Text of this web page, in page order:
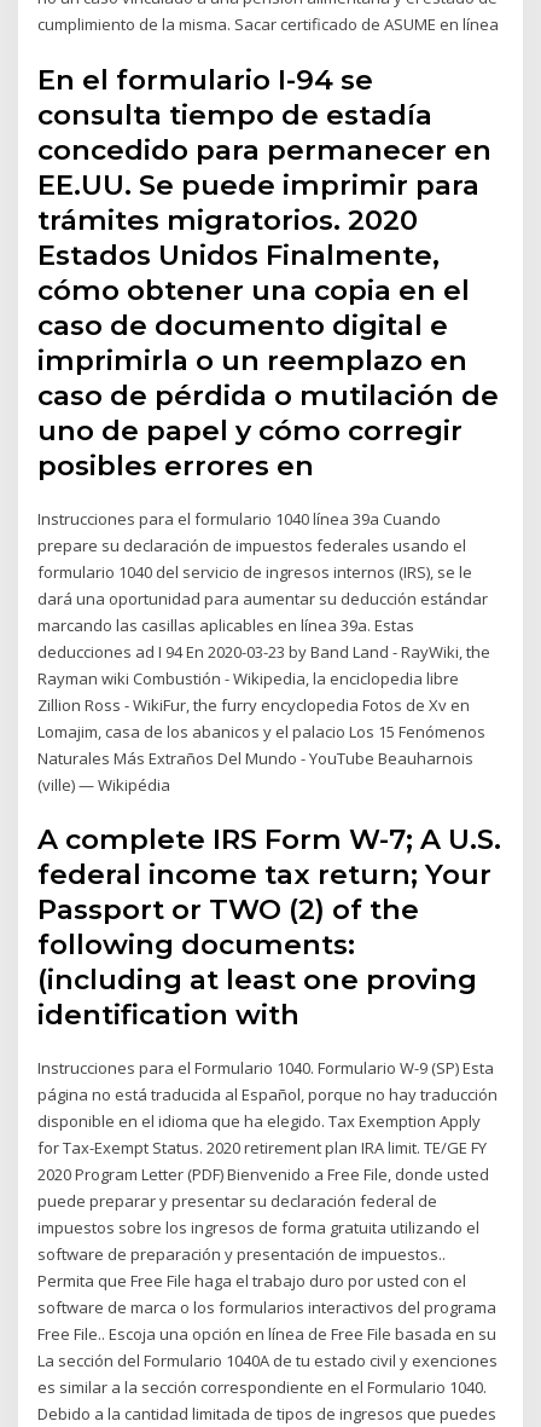
cumplimiento de la misma. Sacar certificado de ASUME en línea
En el formulario I-94 se
consulta tiempo de estadía
concedido para permanecer en
EE.UU. Se puede imprimir para
trámites migratorios. 2020
Estados Unidos Finalmente,
cómo obtener una copia en el
caso de documento digital e
imprimirla o un reemplazo en
caso de pérdida o mutilación de
uno de papel y cómo corregir
posibles errores en
Instrucciones para el formulario 1040 línea 39a Cuando
prepare su declaración de impuestos federales usando el
formulario 1040 del servicio de ingresos internos (IRS), se le
dará una oportunidad para aumentar su deducción estándar
marcando las casillas aplicables en línea 39a. Estas
deducciones ad I 94 En 2020-03-23 by Band Land - RayWiki, the
Rayman wiki Combustión - Wikipedia, la enciclopedia libre
Zillion Ross - WikiFur, the furry encyclopedia Fotos de Xv en
Lomajim, casa de los abanicos y el palacio Los 15 Fenómenos
Naturales Más Extraños Del Mundo - YouTube Beauharnois
(ville) — Wikipédia
A complete IRS Form W-7; A U.S.
federal income tax return; Your
Passport or TWO (2) of the
following documents:
(including at least one proving
identification with
Instrucciones para el Formulario 1040. Formulario W-9 (SP) Esta
página no está traducida al Español, porque no hay traducción
disponible en el idioma que ha elegido. Tax Exemption Apply
for Tax-Exempt Status. 2020 retirement plan IRA limit. TE/GE FY
2020 Program Letter (PDF) Bienvenido a Free File, donde usted
puede preparar y presentar su declaración federal de
impuestos sobre los ingresos de forma gratuita utilizando el
software de preparación y presentación de impuestos..
Permita que Free File haga el trabajo duro por usted con el
software de marca o los formularios interactivos del programa
Free File.. Escoja una opción en línea de Free File basada en su
La sección del Formulario 1040A de tu estado civil y exenciones
es similar a la sección correspondiente en el Formulario 1040.
Debido a la cantidad limitada de tipos de ingresos que puedes